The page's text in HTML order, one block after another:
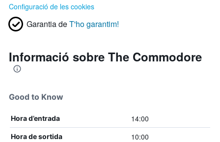
Configuració de les cookies
Garantia deT'ho garantim!
Informació sobre The Commodore
Good to Know
Hora d’entrada 14:00
Hora de sortida 10:00